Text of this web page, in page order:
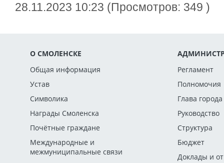
28.11.2023 10:23 (Просмотров: 349 )
О СМОЛЕНСКЕ
Общая информация
Устав
Символика
Награды Смоленска
Почётные граждане
Международные и
межмуниципальные связи
Регламент
Полномочия
Глава города
Руководство
Структура
Бюджет
Доклады и